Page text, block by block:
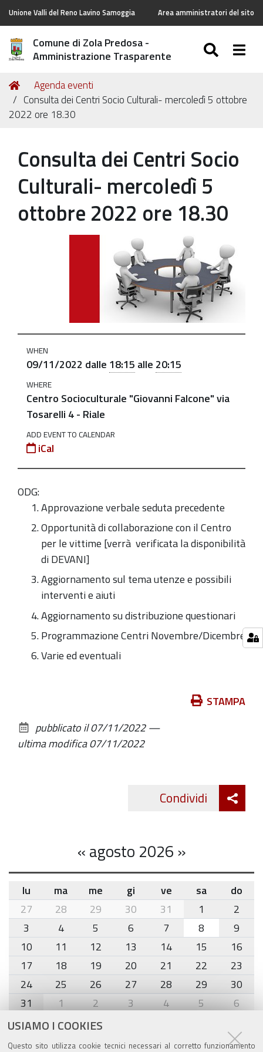
USIAMO I COOKIES
Questo sito utilizza cookie tecnici necessari al corretto funzionamento
Unione Valli del Reno Lavino Samoggia Area amministratori del sito
Comune di Zola Predosa -
Amministrazione Trasparente
Tu
sei
qui:
Home
Agenda eventi
Consulta dei Centri Socio Culturali- mercoledì 5 ottobre
2022 ore 18.30
Consulta dei Centri Socio
Culturali- mercoledì 5
ottobre 2022 ore 18.30
https://old.comune.zolapredosa.bo.it/events/consulta-
11-
2022
Consulta
dei
Centri
Socio
Culturali-
mercoledì
5
2022
18.30
2022-
09T18:15:00+01:00
2022-
11-
09T20:15:00+01:00
WHEN
09/11/2022 dalle 18:15 alle 20:15
WHERE
Centro Socioculturale "Giovanni Falcone" via
Tosarelli 4 - Riale
ADD EVENT TO CALENDAR
iCal
ODG:
Approvazione verbale seduta precedente
Opportunità di collaborazione con il Centro
per le vittime [verrà verificata la disponibilità
di DEVANI]
Aggiornamento sul tema utenze e possibili
interventi e aiuti
Aggiornamento su distribuzione questionari
Programmazione Centri Novembre/Dicembre
Varie ed eventuali
documento
STAMPA
pubblicato il07/11/2022—
ultima modifica07/11/2022
Condividi
«agosto 2026 »
month-
8
lu ma me gi ve sa
do
27
28 29 30 31 1
2
3
4 5 6 7 8
9
10
11 12 13 14 15
16
17
18 19 20 21 22
23
24
25 26 27 28 29
30
31
1 2 3 4 5 6
Agenda eventi